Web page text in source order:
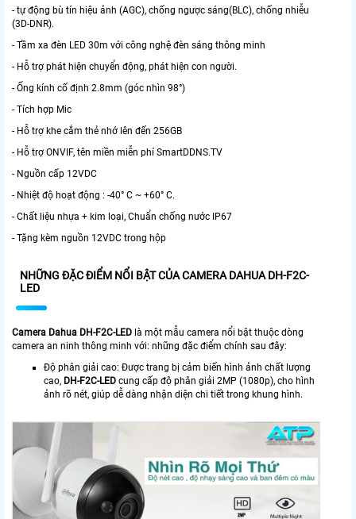
- tự động bù tín hiệu ảnh (AGC), chống ngược sáng(BLC), chống nhiễu
(3D-DNR).
- Tầm xa đèn LED 30m với công nghệ đèn sáng thông minh
- Hỗ trợ phát hiện chuyển động, phát hiện con người.
- Ống kính cố định 2.8mm (góc nhìn 98°)
- Tích hợp Mic
- Hỗ trợ khe cắm thẻ nhớ lên đến 256GB
- Hỗ trợ ONVIF, tên miền miễn phí SmartDDNS.TV
- Nguồn cấp 12VDC
- Nhiệt độ hoạt động : -40° C ~ +60° C.
- Chất liệu nhựa + kim loại, Chuẩn chống nước IP67
- Tặng kèm nguồn 12VDC trong hộp
NHỮNG ĐẶC ĐIỂM NỔI BẬT CỦA CAMERA DAHUA DH-F2C-
LED
Camera Dahua DH-F2C-LED là một mẫu camera nổi bật thuộc dòng
camera an ninh thông minh với: những đặc điểm chính sau đây:
Độ phân giải cao: Được trang bị cảm biến hình ảnh chất lượng
cao, DH-F2C-LED cung cấp độ phân giải 2MP (1080p), cho hình
ảnh rõ nét, giúp dễ dàng nhận diện chi tiết trong khung hình.